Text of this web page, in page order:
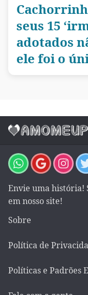
seus 15
adotados
ele foi o
Envie uma história!
em nosso site!
Sobre
Política de
Políticas e Padrões